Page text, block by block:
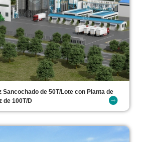
Sancochado de 50T/Lote con Planta de
de 100T/D